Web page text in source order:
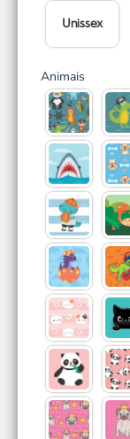
Unissex
Animais